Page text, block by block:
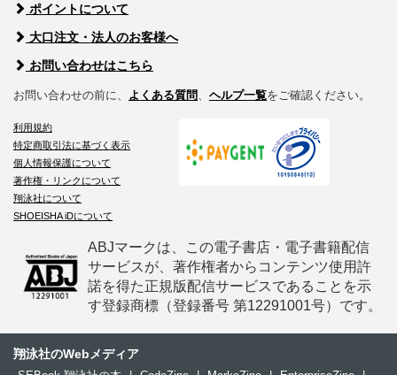
ポイントについて
大口注文・法人のお客様へ
お問い合わせはこちら
お問い合わせの前に、 よくある質問 ヘルプ一覧をご確認ください。
利用規約
特定商取引法に基づく表示
個人情報保護について
著作権・リンクについて
翔泳社について
SHOEISHA iDについて
ABJマークは、この電子書店・電子書籍配信
サービスが、著作権者からコンテンツ使用許
諾を得た正規版配信サービスであることを示
す登録商標（登録番号 第12291001号）です。
翔泳社のWebメディア